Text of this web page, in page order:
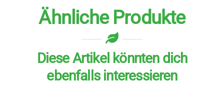
Ähnliche Produkte
Diese Artikel könnten dich
ebenfalls interessieren